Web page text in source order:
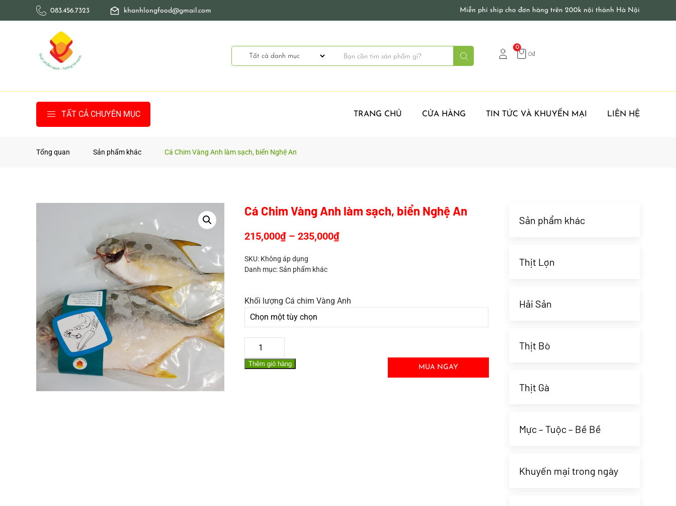
Skip to main content
083.456.7323 khanhlongfood@gmail.com Miễn phí ship cho đơn hàng trên 200k nội thành Hà Nội
0
0₫
TẤT CẢ CHUYÊN MỤC TRANG CHỦ CỬA HÀNG TIN TỨC VÀ KHUYẾN MẠI LIÊN HỆ
Tổng quan Sản phẩm khác Cá Chim Vàng Anh làm sạch, biển Nghệ An
Cá Chim Vàng Anh làm sạch, biển Nghệ An
215,000₫– 235,000₫
SKU: Không áp dụng
Danh mục:Sản phẩm khác
Khối lượng Cá chim Vàng Anh
Chim
Vàng
Thêm giỏ hàng MUA NGAY
Sản phẩm khác
Thịt Lợn
Hải Sản
Thịt Bò
Thịt Gà
Mực – Tuộc – Bề Bề
Khuyến mại trong ngày